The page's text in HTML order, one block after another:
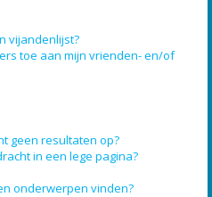
vijandenlijst?
toe aan mijn vrienden- en/of
geen resultaten op?
in een lege pagina?
onderwerpen vinden?